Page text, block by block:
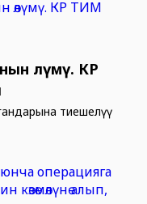
өлүмү. КР
тиешелүү